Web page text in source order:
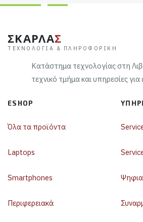
ΣΚΑΡΛΑΣ
ΤΕΧΝΟΛΟΓΊΑ & ΠΛΗΡΟΦΟΡΙΚΉ
Κατάστημα τεχνολογίας στη
τεχνικό τμήμα και υπηρεσίες
ESHOP
Όλα τα προϊόντα
Laptops
Smartphones
Περιφερειακά